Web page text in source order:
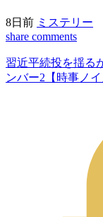
8日前 ミステリー
share comments
習近平続投を揺る
ンバー2【時事ノイ